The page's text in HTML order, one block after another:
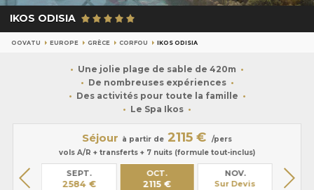
IKOS ODISIA
OOVATU EUROPE GRÈCE CORFOU IKOS ODISIA
Une jolie plage de sable de 420m
De nombreuses expériences
Des activités pour toute la famille
Le Spa Ikos
Séjour à partir de 2115 €
/pers
vols A/R + transferts + 7 nuits (formule tout-inclus)
SEPT.
2584 €
OCT.
2115 €
NOV.
Sur Devis
Sur